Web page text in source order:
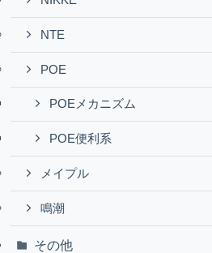
NTE
POE
POEメカニズム
POE便利系
メイプル
鳴潮
その他